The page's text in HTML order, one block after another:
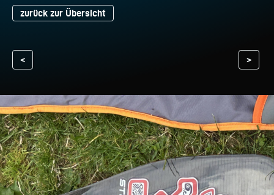
zurück zur Übersicht
< >